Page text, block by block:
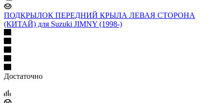
ПОДКРЫЛОК ПЕРЕДНИЙ КРЫЛА ЛЕВАЯ СТОРОНА
(КИТАЙ) для Suzuki JIMNY (1998-)
Достаточно